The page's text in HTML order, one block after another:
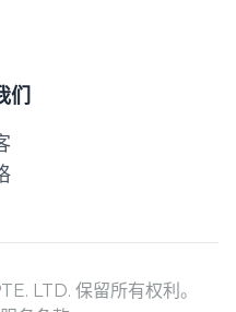
们
LTD. 保留所有权利。